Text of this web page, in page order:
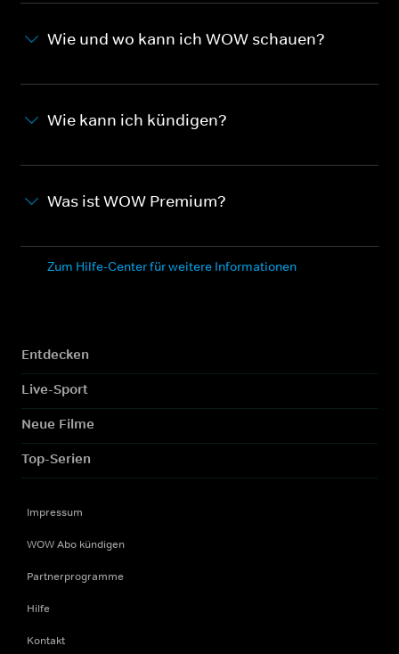
Wie und wo kann ich WOW schauen?
Wie kann ich kündigen?
Was ist WOW Premium?
Zum Hilfe-Center für weitere Informationen
Entdecken
Live-Sport
Neue Filme
Top-Serien
Impressum
WOW Abo kündigen
Partnerprogramme
Hilfe
Kontakt